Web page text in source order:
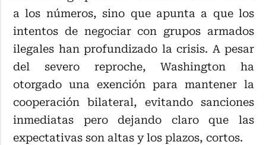
a los números, sino que apunta a que los
intentos de negociar con grupos armados
ilegales han profundizado la crisis. A pesar
del severo reproche, Washington ha
otorgado una exención para mantener la
cooperación bilateral, evitando sanciones
inmediatas pero dejando claro que las
expectativas son altas y los plazos, cortos.